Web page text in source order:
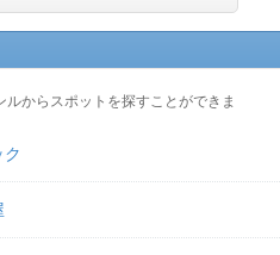
からスポットを探すことができま